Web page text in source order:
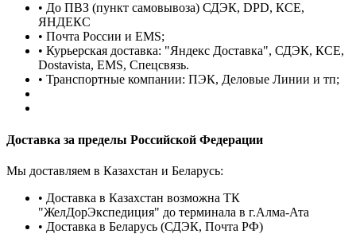
• До ПВЗ (пункт самовывоза) СДЭК, DPD, КСЕ,
ЯНДЕКС
• Почта России и EMS;
• Курьерская доставка: "Яндекс Доставка", СДЭК, КСЕ,
Dostavista, EMS, Спецсвязь.
• Транспортные компании: ПЭК, Деловые Линии и тп;
Доставка за пределы Российской Федерации
Мы доставляем в Казахстан и Беларусь:
• Доставка в Казахстан возможна ТК
"ЖелДорЭкспедиция" до терминала в г.Алма-Ата
• Доставка в Беларусь (СДЭК, Почта РФ)